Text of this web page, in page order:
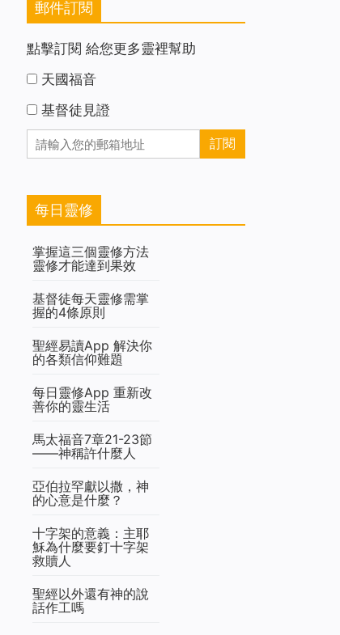
郵件訂閱
點擊訂閱 給您更多靈裡幫助
天國福音
基督徒見證
每日靈修
掌握這三個靈修方法
靈修才能達到果效
基督徒每天靈修需掌
握的4條原則
聖經易讀App 解決你
的各類信仰難題
每日靈修App 重新改
善你的靈生活
馬太福音7章21-23節
——神稱許什麼人
亞伯拉罕獻以撒，神
的心意是什麼？
十字架的意義：主耶
穌為什麼要釘十字架
救贖人
聖經以外還有神的說
話作工嗎